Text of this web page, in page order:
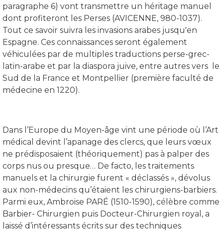
paragraphe 6) vont transmettre un héritage manuel
dont profiteront les Perses (AVICENNE, 980-1037).
Tout ce savoir suivra les invasions arabes jusqu'en
Espagne. Ces connaissances seront également
véhiculées par de multiples traductions perse-grec-
latin-arabe et par la diaspora juive, entre autres vers le
Sud de la France et Montpellier (première faculté de
médecine en 1220).
Dans l’Europe du Moyen-âge vint une période où l’Art
médical devint l’apanage des clercs, que leurs vœux
ne prédisposaient (théoriquement) pas à palper des
corps nus ou presque… De facto, les traitements
manuels et la chirurgie furent « déclassés », dévolus
aux non-médecins qu’étaient les chirurgiens-barbiers.
Parmi eux, Ambroise PARÉ (1510-1590), célèbre comme
Barbier- Chirurgien puis Docteur-Chirurgien royal, a
laissé d’intéressants écrits sur des techniques